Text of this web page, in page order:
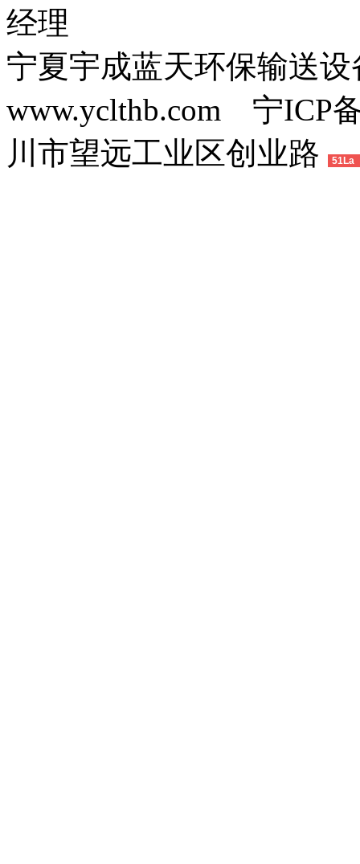
经理
宁夏宇成蓝天环保输送
www.yclthb.com 宁ICP
川市望远工业区创业路
51La